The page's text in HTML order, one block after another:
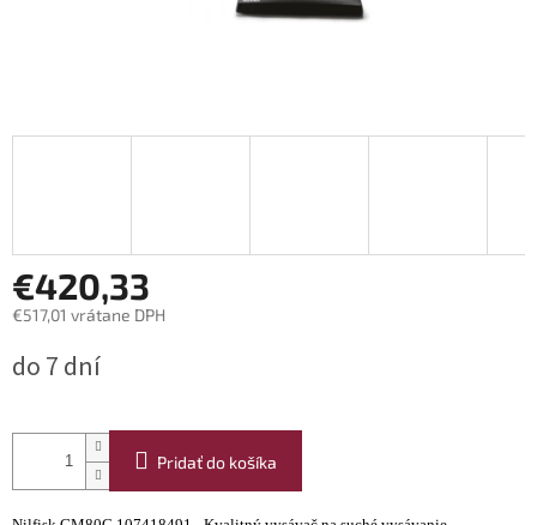
€420,33
€517,01 vrátane DPH
cena:
do 7 dní
Pridať do košíka